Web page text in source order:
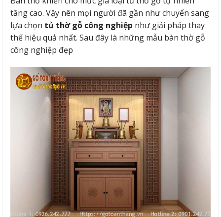
tăng cao. Vậy nên mọi người đã gần như chuyển sang
lựa chọn tủ thờ gỗ công nghiệp như giải pháp thay
thế hiệu quả nhất. Sau đây là những mẫu bàn thờ gỗ
công nghiệp đẹp